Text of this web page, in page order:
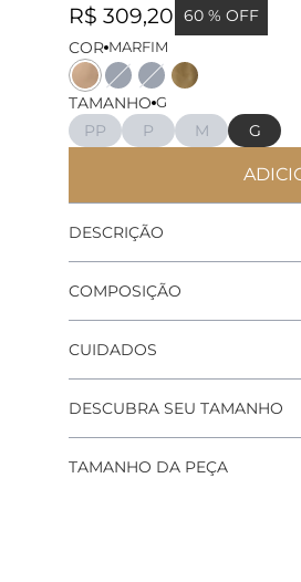
R$ 309,20 60 % OFF
COR MARFIM
Cor Cor Cor Cor
TAMANHO G
PP P M G
DESCRIÇÃO
COMPOSIÇÃO
CUIDADOS
DESCUBRA SEU TAMANHO
TAMANHO DA PEÇA